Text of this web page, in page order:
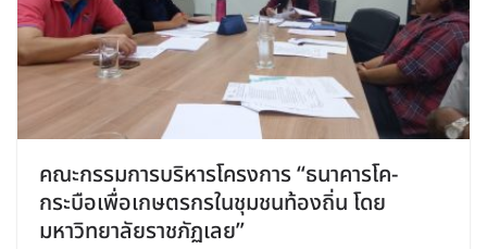
คณะกรรมการบริหารโครงการ “ธนาคารโค-
กระบือเพื่อเกษตรกรในชุมชนท้องถิ่น โดย
มหาวิทยาลัยราชภัฏเลย”